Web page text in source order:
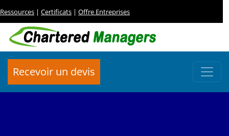
Ressources | Certificats | Offre Entreprises
Recevoir un devis